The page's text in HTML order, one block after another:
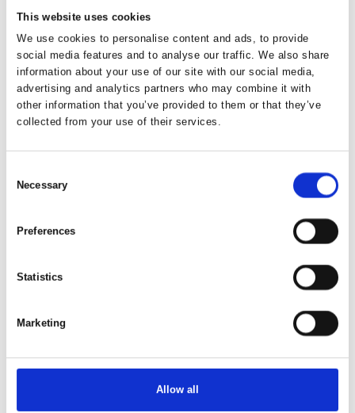
This website uses cookies
We use cookies to personalise content and ads, to provide
social media features and to analyse our traffic. We also share
information about your use of our site with our social media,
advertising and analytics partners who may combine it with
other information that you’ve provided to them or that they’ve
collected from your use of their services.
Selection
Necessary
Preferences
Statistics
Marketing
Allow all
Jamie Linley